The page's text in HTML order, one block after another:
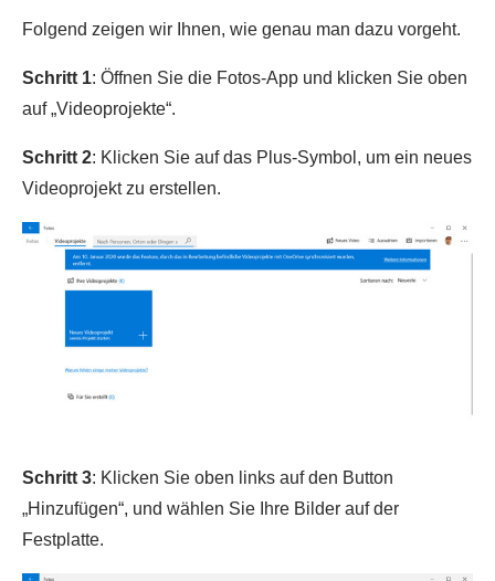
Folgend zeigen wir Ihnen, wie genau man dazu vorgeht.
Schritt 1: Öffnen Sie die Fotos-App und klicken Sie oben
auf „Videoprojekte“.
Schritt 2: Klicken Sie auf das Plus-Symbol, um ein neues
Videoprojekt zu erstellen.
Schritt 3: Klicken Sie oben links auf den Button
„Hinzufügen“, und wählen Sie Ihre Bilder auf der
Festplatte.